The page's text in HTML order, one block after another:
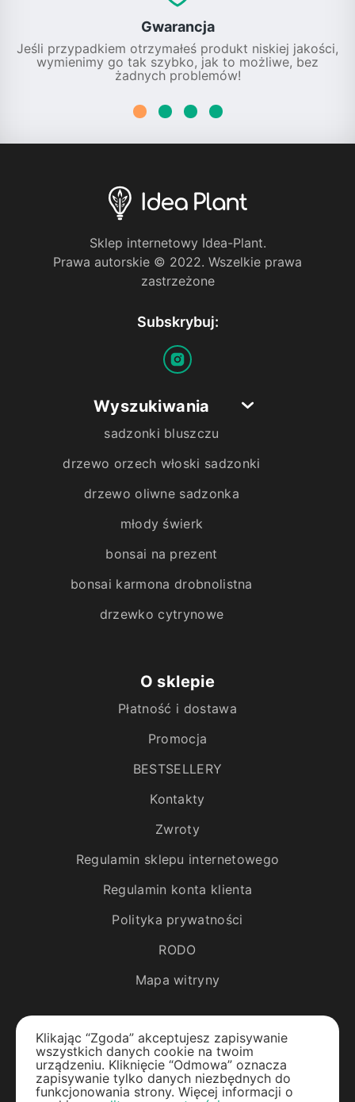
Gwarancja
Jeśli przypadkiem otrzymałeś produkt niskiej jakości,
wymienimy go tak szybko, jak to możliwe, bez
żadnych problemów!
Sklep internetowy Idea-Plant.
Prawa autorskie © 2022. Wszelkie prawa
zastrzeżone
Subskrybuj:
Wyszukiwania
sadzonki bluszczu
drzewo orzech włoski sadzonki
drzewo oliwne sadzonka
młody świerk
bonsai na prezent
bonsai karmona drobnolistna
drzewko cytrynowe
O sklepie
Płatność i dostawa
Promocja
BESTSELLERY
Kontakty
Zwroty
Regulamin sklepu internetowego
Regulamin konta klienta
Polityka prywatności
RODO
Mapa witryny
Katalog
Rośliny egzotyczne
Drzewa owocowe
Klikając “Zgoda” akceptujesz zapisywanie
wszystkich danych cookie na twoim
urządzeniu. Kliknięcie “Odmowa” oznacza
zapisywanie tylko danych niezbędnych do
funkcjonowania strony. Więcej informacji o